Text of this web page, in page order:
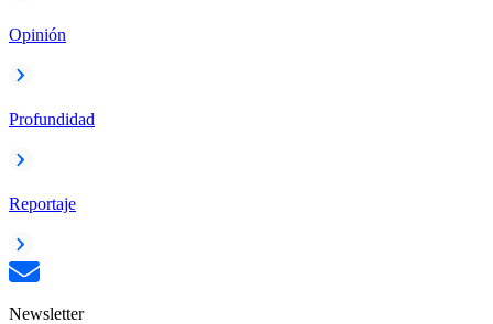
Opinión
Profundidad
Reportaje
Newsletter